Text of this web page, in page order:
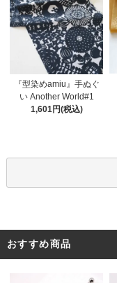
『型染めamiu』手ぬぐ
い Another World#1
1,601円(税込)
おすすめ商品